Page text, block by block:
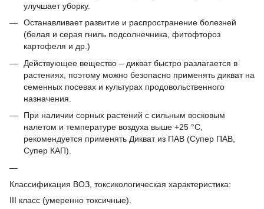
улучшает уборку.
Останавливает развитие и распространение болезней
(белая и серая гниль подсолнечника, фитофтороз
картофеля и др.)
Действующее вещество – дикват быстро разлагается в
растениях, поэтому можно безопасно применять дикват на
семенных посевах и культурах продовольственного
назначения.
При наличии сорных растений с сильным восковым
налетом и температуре воздуха выше +25 °С,
рекомендуется применять Дикват из ПАВ (Супер ПАВ,
Супер КАП).
Классификация ВОЗ, токсикологическая характеристика:
ІІІ класс (умеренно токсичные).